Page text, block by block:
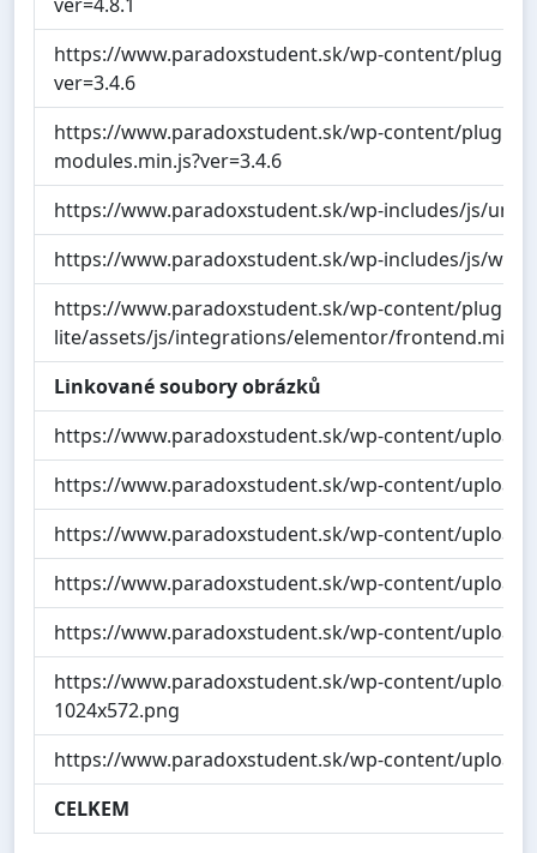
https://www.paradoxstudent.sk/wp-content/
ver=3.4.6
https://www.paradoxstudent.sk/wp-content/
modules.min.js?ver=3.4.6
https://www.paradoxstudent.sk/wp-includes/js/
https://www.paradoxstudent.sk/wp-includes/js/wp-
https://www.paradoxstudent.sk/wp-content/
lite/assets/js/integrations/elementor/
Linkované soubory obrázků
https://www.paradoxstudent.sk/wp-content/
https://www.paradoxstudent.sk/wp-content/
https://www.paradoxstudent.sk/wp-content/uploads/
https://www.paradoxstudent.sk/wp-content/
https://www.paradoxstudent.sk/wp-content/
https://www.paradoxstudent.sk/wp-content/
1024x572.png
https://www.paradoxstudent.sk/wp-content/
CELKEM